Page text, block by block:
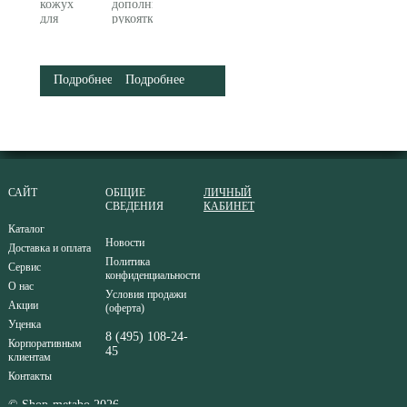
кожух
для
Metabo
630352000
Подробнее
дополнительной
рукоятки
Подробнее
САЙТ
Каталог
Доставка и оплата
Сервис
О нас
Акции
Уценка
Корпоративным
клиентам
Контакты
ОБЩИЕ
СВЕДЕНИЯ
Новости
Политика
конфиденциальности
Условия продажи
(оферта)
8 (495) 108-24-
45
ЛИЧНЫЙ
КАБИНЕТ